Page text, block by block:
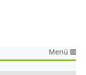
Menú